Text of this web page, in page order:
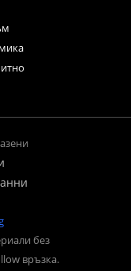
без
връзка.